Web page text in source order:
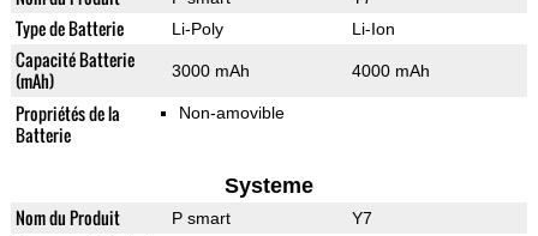
Type de Batterie Li-Poly Li-Ion
Capacité Batterie
(mAh)
3000 mAh 4000 mAh
Propriétés de la
Batterie
Non-amovible
Systeme
Nom du Produit P smart Y7